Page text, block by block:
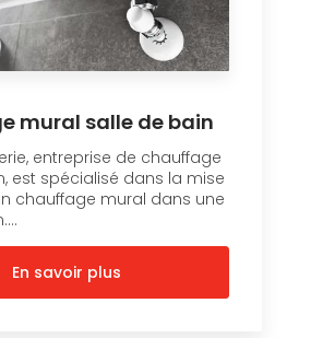
mural salle de bain
entreprise de chauffage
est spécialisé dans la mise
chauffage mural dans une
En savoir plus